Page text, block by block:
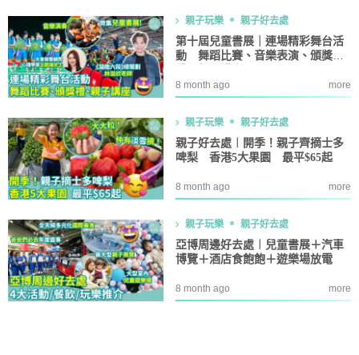
親子玩樂 親子好去處
第十屆兒童書展｜連場精彩舞台活
動 舞蹈比賽、音樂表演、頒獎
8 month ago more
親子玩樂 親子好去處
親子好去處︱開季！親子齊摘士多
啤梨 香港5大果園 最平$65起
8 month ago more
親子玩樂 親子好去處
亞博周邊好去處︱兒童書展＋汽車
博覽＋酒店食飽飽＋遊樂場放電
8 month ago more